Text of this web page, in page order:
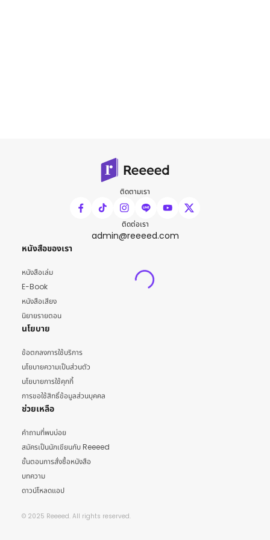
ติดตามเรา
ติดต่อเรา
admin@reeeed.com
หนังสือของเรา
หนังสือเล่ม
E-Book
หนังสือเสียง
นิยายรายตอน
นโยบาย
ข้อตกลงการใช้บริการ
นโยบายความเป็นส่วนตัว
นโยบายการใช้คุกกี้
การขอใช้สิทธิ์ข้อมูลส่วนบุคคล
ช่วยเหลือ
คำถามที่พบบ่อย
สมัครเป็นนักเขียนกับ Reeeed
ขั้นตอนการสั่งซื้อหนังสือ
บทความ
ดาวน์โหลดแอป
© 2025 Reeeed. All rights reserved.